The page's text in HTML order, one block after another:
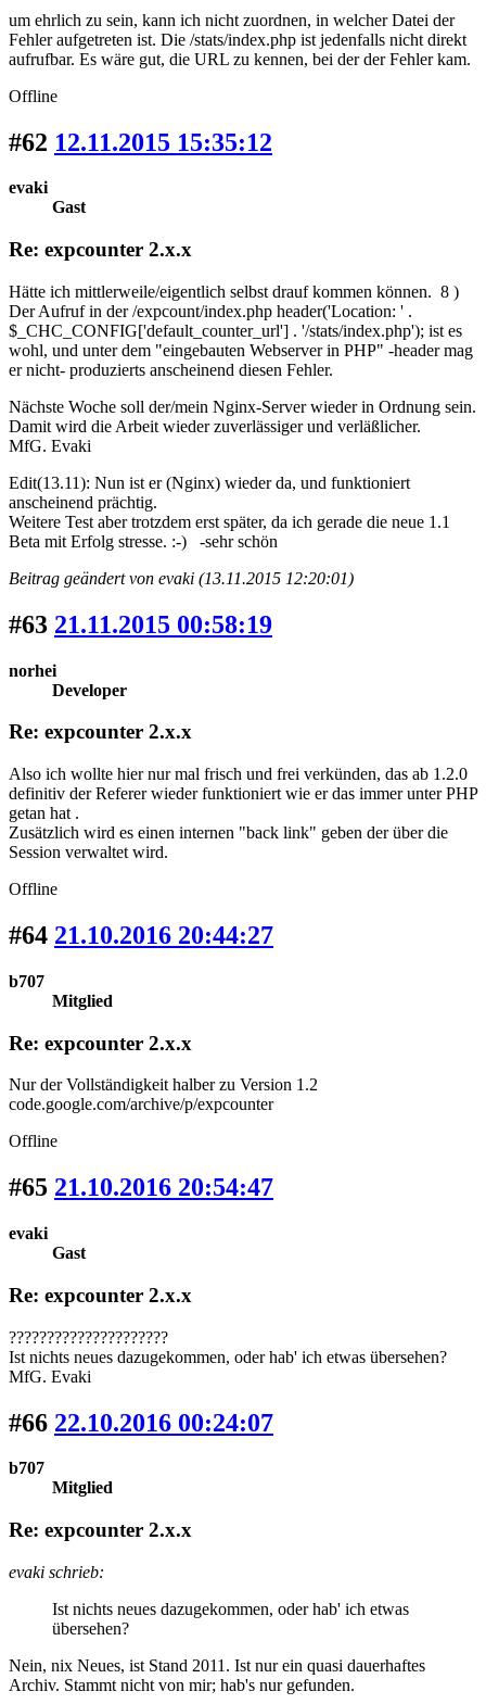
um ehrlich zu sein, kann ich nicht zuordnen, in welcher Datei der
Fehler aufgetreten ist. Die /stats/index.php ist jedenfalls nicht direkt
aufrufbar. Es wäre gut, die URL zu kennen, bei der der Fehler kam.
Offline
#62 12.11.2015 15:35:12
evaki
Gast
Re: expcounter 2.x.x
Hätte ich mittlerweile/eigentlich selbst drauf kommen können. 8 )
Der Aufruf in der /expcount/index.php header('Location: ' .
$_CHC_CONFIG['default_counter_url'] . '/stats/index.php'); ist es
wohl, und unter dem "eingebauten Webserver in PHP" -header mag
er nicht- produzierts anscheinend diesen Fehler.
Nächste Woche soll der/mein Nginx-Server wieder in Ordnung sein.
Damit wird die Arbeit wieder zuverlässiger und verläßlicher.
MfG. Evaki
Edit(13.11): Nun ist er (Nginx) wieder da, und funktioniert
anscheinend prächtig.
Weitere Test aber trotzdem erst später, da ich gerade die neue 1.1
Beta mit Erfolg stresse. :-) -sehr schön
Beitrag geändert von evaki (13.11.2015 12:20:01)
#63 21.11.2015 00:58:19
norhei
Developer
Re: expcounter 2.x.x
Also ich wollte hier nur mal frisch und frei verkünden, das ab 1.2.0
definitiv der Referer wieder funktioniert wie er das immer unter PHP
getan hat .
Zusätzlich wird es einen internen "back link" geben der über die
Session verwaltet wird.
Offline
#64 21.10.2016 20:44:27
b707
Mitglied
Re: expcounter 2.x.x
Nur der Vollständigkeit halber zu Version 1.2
code.google.com/archive/p/expcounter
Offline
#65 21.10.2016 20:54:47
evaki
Gast
Re: expcounter 2.x.x
?????????????????????
Ist nichts neues dazugekommen, oder hab' ich etwas übersehen?
MfG. Evaki
#66 22.10.2016 00:24:07
b707
Mitglied
Re: expcounter 2.x.x
evaki schrieb:
Ist nichts neues dazugekommen, oder hab' ich etwas
übersehen?
Nein, nix Neues, ist Stand 2011. Ist nur ein quasi dauerhaftes
Archiv. Stammt nicht von mir; hab's nur gefunden.